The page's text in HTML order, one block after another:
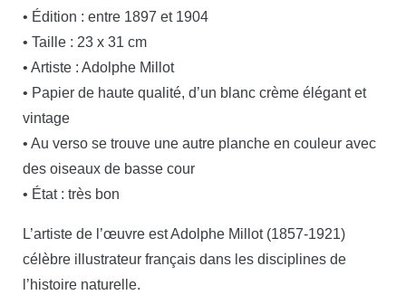
• Édition : entre 1897 et 1904
• Taille : 23 x 31 cm
• Artiste : Adolphe Millot
• Papier de haute qualité, d’un blanc crème élégant et
vintage
• Au verso se trouve une autre planche en couleur avec
des oiseaux de basse cour
• État : très bon
L’artiste de l’œuvre est Adolphe Millot (1857-1921)
célèbre illustrateur français dans les disciplines de
l’histoire naturelle.